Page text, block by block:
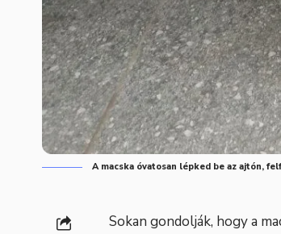
A macska óvatosan lépked be az ajtón,
Sokan gondolják, hogy a